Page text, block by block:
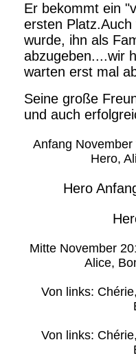
Er bekommt ein
ersten Platz.Auch
wurde, ihn als
abzugeben....wir
warten erst mal
Seine große
und auch
Anfang
Hero,
Hero
Mitte November
Alice,
Von links:
Von links: